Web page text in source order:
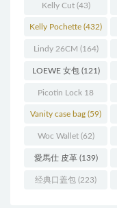
Kelly Cut(43)
Kelly Pochette (432)
Lindy 26CM (164)
LOEWE 女包(121)
Picotin Lock 18
(202)
Vanity case bag (59)
Woc Wallet(62)
愛馬仕 皮革(139)
经典口盖包 (223)